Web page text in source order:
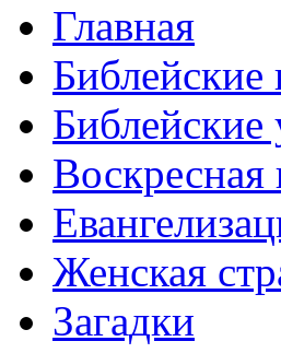
Главная
Библейские
Воскресная
Женская
Загадки